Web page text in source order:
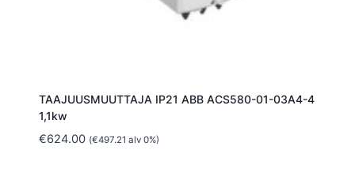
TAAJUUSMUUTTAJA IP21 ABB ACS580-01-03A4-4
1,1kw
€624.00 (€497.21 alv 0%)